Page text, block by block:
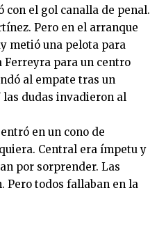
el gol canalla de penal.
Pero en el arranque
metió una pelota para
Ferreyra para un centro
al empate tras un
las dudas invadieron al
en un cono de
Central era ímpetu y
por sorprender. Las
Pero todos fallaban en la